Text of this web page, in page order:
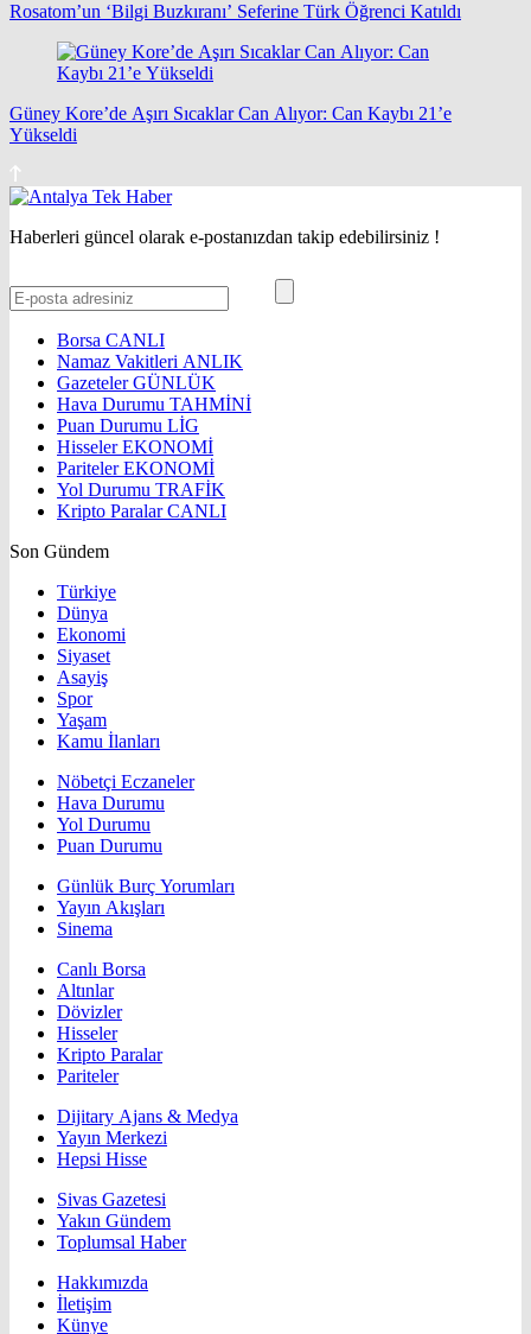
Rosatom’un ‘Bilgi Buzkıranı’ Seferine Türk Öğrenci Katıldı
Güney Kore’de Aşırı Sıcaklar Can Alıyor: Can Kaybı 21’e
Yükseldi
Haberleri güncel olarak e-postanızdan takip edebilirsiniz !
Borsa CANLI
Namaz Vakitleri ANLIK
GazetelerGÜNLÜK
Hava Durumu TAHMİNİ
Puan Durumu LİG
HisselerEKONOMİ
ParitelerEKONOMİ
Yol Durumu TRAFİK
Kripto ParalarCANLI
Son Gündem
Türkiye
Dünya
Ekonomi
Siyaset
Asayiş
Spor
Yaşam
Kamu İlanları
Nöbetçi Eczaneler
Hava Durumu
Yol Durumu
Puan Durumu
Günlük Burç Yorumları
Yayın Akışları
Sinema
Canlı Borsa
Altınlar
Dövizler
Hisseler
Kripto Paralar
Pariteler
Dijitary Ajans & Medya
Yayın Merkezi
Hepsi Hisse
Sivas Gazetesi
Yakın Gündem
Toplumsal Haber
Hakkımızda
İletişim
Künye